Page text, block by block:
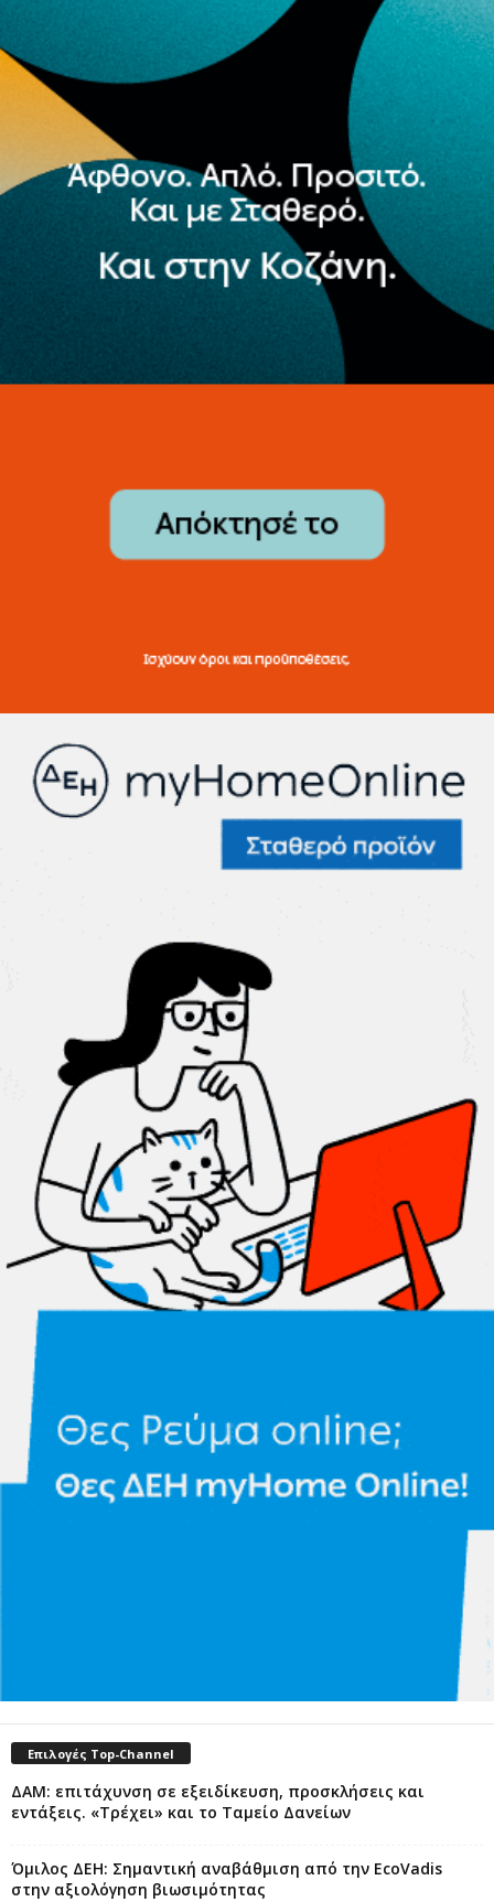
Επιλογές Top-Channel
ΔΑΜ: επιτάχυνση σε εξειδίκευση, προσκλήσεις και
εντάξεις. «Τρέχει» και το Ταμείο Δανείων
Όμιλος ΔΕΗ: Σημαντική αναβάθμιση από την EcoVadis
στην αξιολόγηση βιωσιμότητας